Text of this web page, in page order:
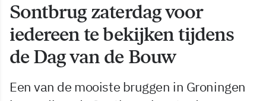
Sontbrug zaterdag voor
iedereen te bekijken tijdens
de Dag van de Bouw
Een van de mooiste bruggen in Groningen